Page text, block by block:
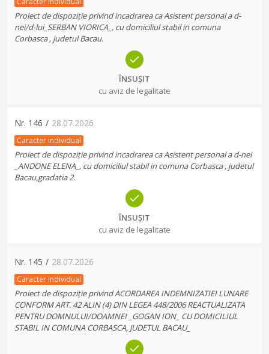
Proiect de dispoziție privind incadrarea ca Asistent personal a d-
nei/d-lui_SERBAN VIORICA_, cu domiciliul stabil in comuna
Corbasca , judetul Bacau.
ÎNSUȘIT
cu aviz de legalitate
Nr. 146 / 28.07.2026
Caracter individual
Proiect de dispoziție privind incadrarea ca Asistent personal a d-nei
_ANDONE ELENA_, cu domiciliul stabil in comuna Corbasca , judetul
Bacau,gradatia 2.
ÎNSUȘIT
cu aviz de legalitate
Nr. 145 / 28.07.2026
Caracter individual
Proiect de dispoziție privind ACORDAREA INDEMNIZATIEI LUNARE
CONFORM ART. 42 ALIN (4) DIN LEGEA 448/2006 REACTUALIZATA
PENTRU DOMNULUI/DOAMNEI _GOGAN ION_ CU DOMICILIUL
STABIL IN COMUNA CORBASCA, JUDETUL BACAU_